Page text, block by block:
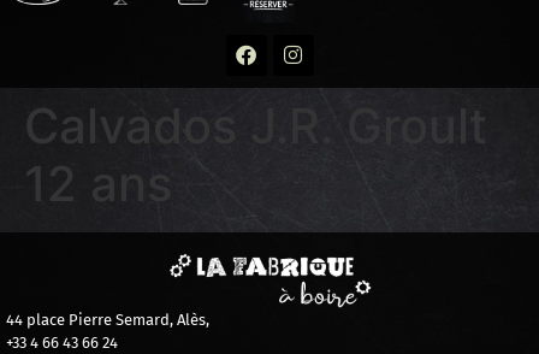
Calvados J.R. Groult
12 ans
44 place Pierre Semard, Alès,
+33 4 66 43 66 24